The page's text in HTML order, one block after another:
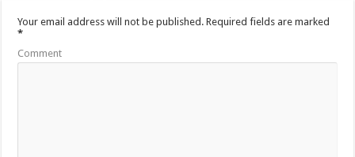
Your email address will not be published. Required fields are marked
*
Comment